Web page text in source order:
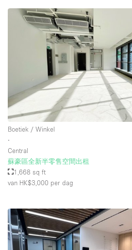
Boetiek / Winkel
∙
Central
蘇豪區全新半零售空間出租
1,668 sq ft
van HK$3,000 per dag